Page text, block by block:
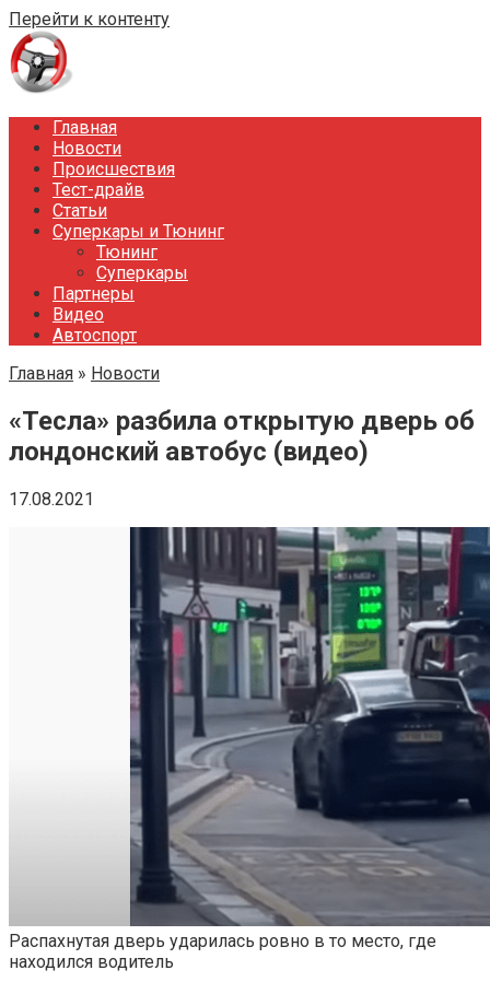
Перейти к контенту
Главная
Новости
Происшествия
Тест-драйв
Статьи
Суперкары и Тюнинг
Тюнинг
Суперкары
Партнеры
Видео
Автоспорт
Главная » Новости
«Тесла» разбила открытую дверь об
лондонский автобус (видео)
17.08.2021
Распахнутая дверь ударилась ровно в то место, где
находился водитель